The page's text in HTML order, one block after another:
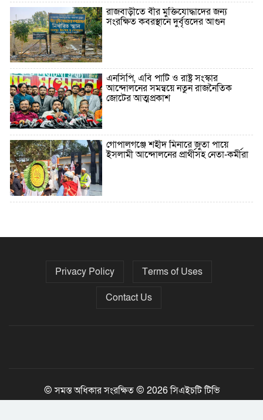
রাজবাড়ীতে বীর মুক্তিযোদ্ধাদের জন্য
সংরক্ষিত কবরস্থানে দুর্বৃত্তদের আগুন
এনসিপি, এবি পার্টি ও রাষ্ট্র সংস্কার
আন্দোলনের সমন্বয়ে নতুন রাজনৈতিক
জোটের আত্মপ্রকাশ
গোপালগঞ্জে শহীদ মিনারে জুতা পায়ে
ইসলামী আন্দোলনের প্রার্থীসহ নেতা-কর্মীরা
নির্বাচনের তফসিল ৮-১৫ ডিসেম্বরের মধ্যে
Privacy Policy
Terms of Uses
Contact Us
© সমস্ত অধিকার সংরক্ষিত © 2026 সিএইচটি টিভি